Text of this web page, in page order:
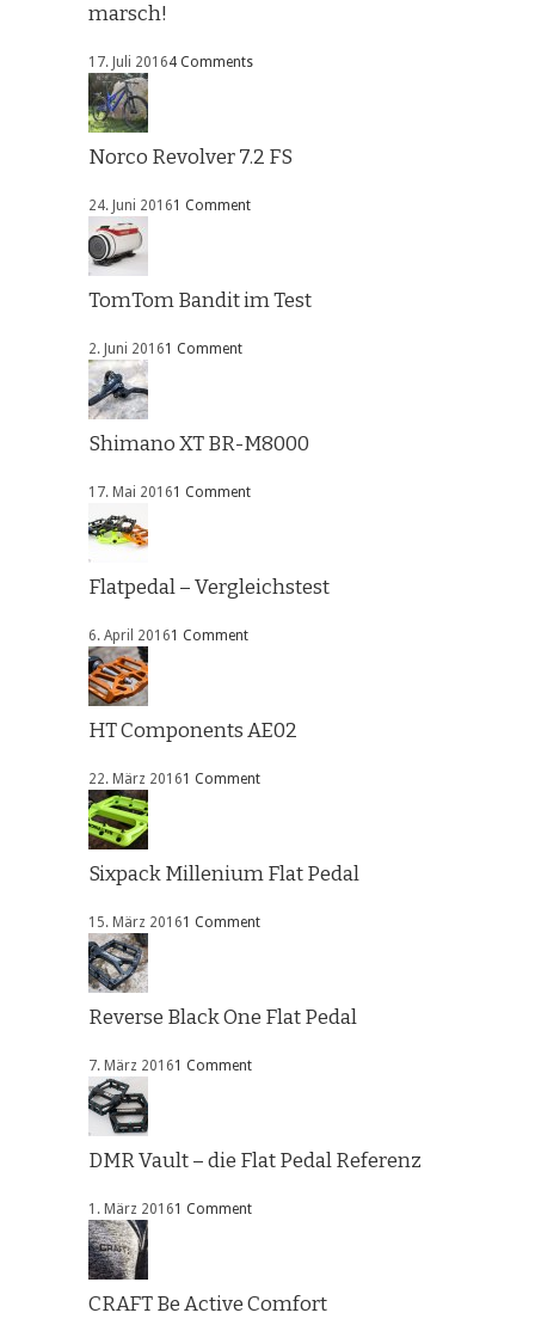
marsch!
17. Juli 20164 Comments
Norco Revolver 7.2 FS
24. Juni 20161 Comment
TomTom Bandit im Test
2. Juni 20161 Comment
Shimano XT BR-M8000
17. Mai 20161 Comment
Flatpedal – Vergleichstest
6. April 20161 Comment
HT Components AE02
22. März 20161 Comment
Sixpack Millenium Flat Pedal
15. März 20161 Comment
Reverse Black One Flat Pedal
7. März 20161 Comment
DMR Vault – die Flat Pedal Referenz
1. März 20161 Comment
CRAFT Be Active Comfort